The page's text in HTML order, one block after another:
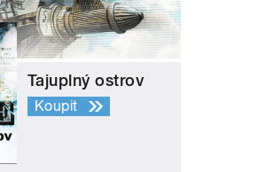
Tajuplný ostrov
Koupit